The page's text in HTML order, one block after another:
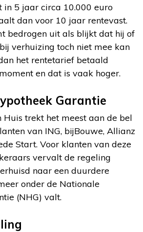
in 5 jaar circa 10.000 euro
dan voor 10 jaar rentevast.
bedrogen uit als blijkt dat hij of
verhuizing toch niet mee kan
het rentetarief betaald
en dat is vaak hoger.
Garantie
Huis trekt het meest aan de bel
van ING, bijBouwe, Allianz
Start. Voor klanten van deze
vervalt de regeling
naar een duurdere
onder de Nationale
(NHG) valt.